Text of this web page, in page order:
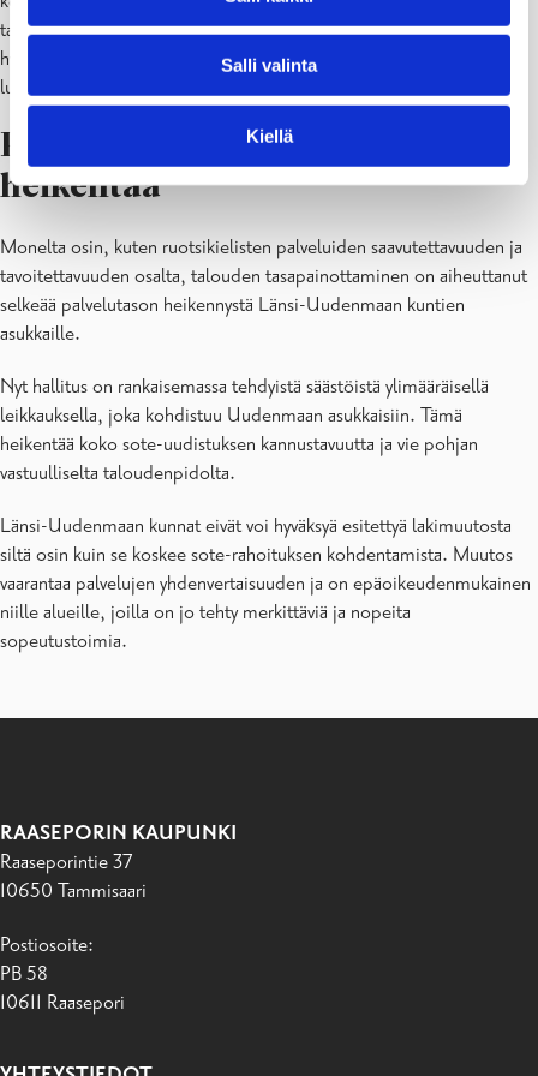
Salli valinta
Kiellä
tasapainottamiseen on vaatinut hyväksyntää ja sitoutumista ei vain
hyvinvointialueen henkilöstöltä vaan myös laajemmin alueen
luottamushenkilöiltä ja asukkailta.
Palvelutasoa ei voi enää
heikentää
Monelta osin, kuten ruotsikielisten palveluiden saavutettavuuden ja
tavoitettavuuden osalta, talouden tasapainottaminen on aiheuttanut
selkeää palvelutason heikennystä Länsi-Uudenmaan kuntien
asukkaille.
Nyt hallitus on rankaisemassa tehdyistä säästöistä ylimääräisellä
leikkauksella, joka kohdistuu Uudenmaan asukkaisiin. Tämä
heikentää koko sote-uudistuksen kannustavuutta ja vie pohjan
vastuulliselta taloudenpidolta.
Länsi-Uudenmaan kunnat eivät voi hyväksyä esitettyä lakimuutosta
siltä osin kuin se koskee sote-rahoituksen kohdentamista. Muutos
vaarantaa palvelujen yhdenvertaisuuden ja on epäoikeudenmukainen
niille alueille, joilla on jo tehty merkittäviä ja nopeita
sopeutustoimia.
RAASEPORIN KAUPUNKI
Raaseporintie 37
10650 Tammisaari
Postiosoite:
PB 58
10611 Raasepori